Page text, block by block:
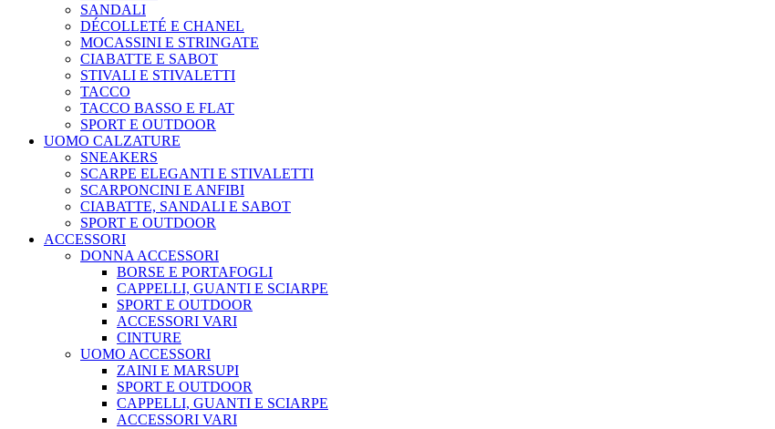
SANDALI
DÉCOLLETÉ E CHANEL
MOCASSINI E STRINGATE
CIABATTE E SABOT
STIVALI E STIVALETTI
TACCO
TACCO BASSO E FLAT
SPORT E OUTDOOR
UOMO CALZATURE
SNEAKERS
SCARPE ELEGANTI E STIVALETTI
SCARPONCINI E ANFIBI
CIABATTE, SANDALI E SABOT
SPORT E OUTDOOR
ACCESSORI
DONNA ACCESSORI
BORSE E PORTAFOGLI
CAPPELLI, GUANTI E SCIARPE
SPORT E OUTDOOR
ACCESSORI VARI
CINTURE
UOMO ACCESSORI
ZAINI E MARSUPI
SPORT E OUTDOOR
CAPPELLI, GUANTI E SCIARPE
ACCESSORI VARI